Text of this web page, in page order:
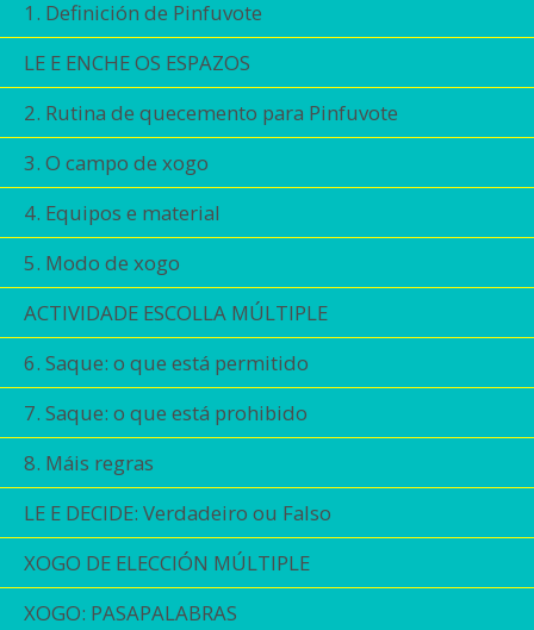
1. Definición de Pinfuvote
LE E ENCHE OS ESPAZOS
2. Rutina de quecemento para Pinfuvote
3. O campo de xogo
4. Equipos e material
5. Modo de xogo
ACTIVIDADE ESCOLLA MÚLTIPLE
6. Saque: o que está permitido
7. Saque: o que está prohibido
8. Máis regras
LE E DECIDE: Verdadeiro ou Falso
XOGO DE ELECCIÓN MÚLTIPLE
XOGO: PASAPALABRAS